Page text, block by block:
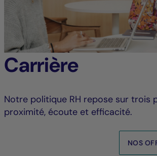
Carrière
Notre politique RH repose sur trois
proximité, écoute et efficacité.
NOS